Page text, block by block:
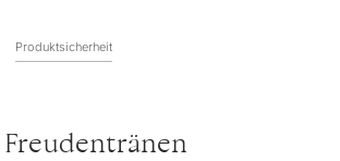
Produktsicherheit
Freudentränen